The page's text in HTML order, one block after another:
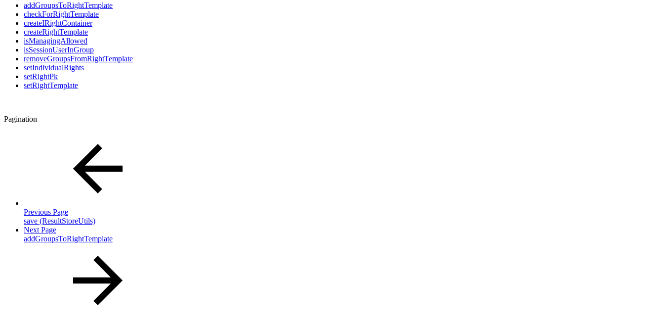
addGroupsToRightTemplate
checkForRightTemplate
createIRightContainer
createRightTemplate
isManagingAllowed
isSessionUserInGroup
removeGroupsFromRightTemplate
setIndividualRights
setRightPk
setRightTemplate
Pagination
Previous Page
save (ResultStoreUtils)
Next Page
addGroupsToRightTemplate